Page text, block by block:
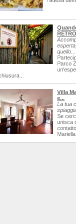
quello...
Parco
Villa
e...
La tua
Se
unisca
Mariella